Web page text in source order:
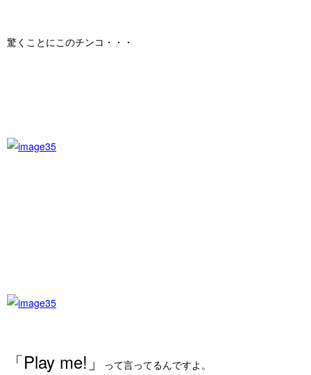
驚くことにこのチンコ・・・
「Play me!」 って言ってるんですよ。